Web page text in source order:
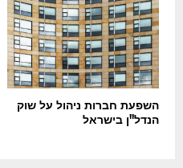
השפעת חברות ניהול על שוק
הנדל"ן בישראל